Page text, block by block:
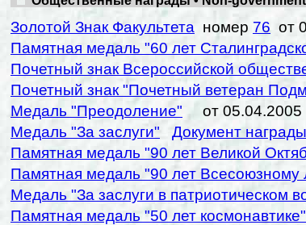
Золотой Знак Факультета номер 76 от
Памятная медаль "60 лет
Почетный знак Всероссийской
Почетный знак "Почетный ветеран
Медаль "Преодоление" от 05.04.2005
Медаль "За заслуги"
Документ награды
Памятная медаль "90 лет Великой
Памятная медаль "90 лет
Медаль "За заслуги в патриотическом
Памятная медаль "50 лет